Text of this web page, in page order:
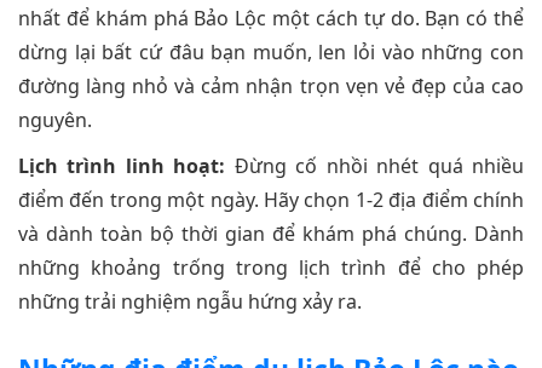
nhất để khám phá Bảo Lộc một cách tự do. Bạn có thể
dừng lại bất cứ đâu bạn muốn, len lỏi vào những con
đường làng nhỏ và cảm nhận trọn vẹn vẻ đẹp của cao
nguyên.
Lịch trình linh hoạt: Đừng cố nhồi nhét quá nhiều
điểm đến trong một ngày. Hãy chọn 1-2 địa điểm chính
và dành toàn bộ thời gian để khám phá chúng. Dành
những khoảng trống trong lịch trình để cho phép
những trải nghiệm ngẫu hứng xảy ra.